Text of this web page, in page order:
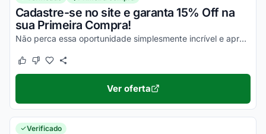
Cadastre-se no site e garanta 15% Off na
sua Primeira Compra!
Não perca essa oportunidade simplesmente incrível e aproveite para economizar agora mesmo!
Este cupom funcionou
Este cupom não funcionou
Ver oferta
Verificado